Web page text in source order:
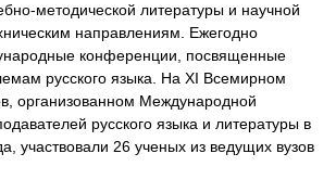
методической литературы и научной
направлениям. Ежегодно
конференции, посвященные
русского языка. На XI Всемирном
организованном Международной
русского языка и литературы в
участвовали 26 ученых из ведущих вузов